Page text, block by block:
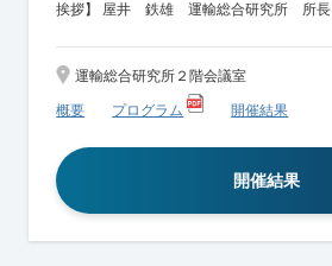
挨拶】 屋井 鉄雄 運輸総合研究所 所長
運輸総合研究所２階会議室
概要 プログラム 開催結果
開催結果